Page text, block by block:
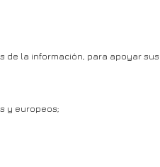
de la información, para apoyar sus
y europeos;